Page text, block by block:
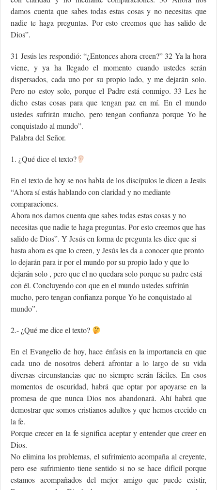
damos cuenta que sabes todas estas cosas y no necesitas que
nadie te haga preguntas. Por esto creemos que has salido de
Dios”.
31 Jesús les respondió: “¿Entonces ahora creen?” 32 Ya la hora
viene, y ya ha llegado el momento cuando ustedes serán
dispersados, cada uno por su propio lado, y me dejarán solo.
Pero no estoy solo, porque el Padre está conmigo. 33 Les he
dicho estas cosas para que tengan paz en mí. En el mundo
ustedes sufrirán mucho, pero tengan confianza porque Yo he
conquistado al mundo”.
Palabra del Señor.
1. ¿Qué dice el texto?
En el texto de hoy se nos habla de los discípulos le dicen a Jesús
“Ahora sí estás hablando con claridad y no mediante
comparaciones.
Ahora nos damos cuenta que sabes todas estas cosas y no
necesitas que nadie te haga preguntas. Por esto creemos que has
salido de Dios”. Y Jesús en forma de pregunta les dice que si
hasta ahora es que lo creen, y Jesús les da a conocer que pronto
lo dejarán para ir por el mundo por su propio lado y que lo
dejarán solo , pero que el no quedara solo porque su padre está
con él. Concluyendo con que en el mundo ustedes sufrirán
mucho, pero tengan confianza porque Yo he conquistado al
mundo”.
2.- ¿Qué me dice el texto?
En el Evangelio de hoy, hace énfasis en la importancia en que
cada uno de nosotros deberá afrontar a lo largo de su vida
diversas circunstancias que no siempre serán fáciles. En esos
momentos de oscuridad, habrá que optar por apoyarse en la
promesa de que nunca Dios nos abandonará. Ahí habrá que
demostrar que somos cristianos adultos y que hemos crecido en
la fe.
Porque crecer en la fe significa aceptar y entender que creer en
Dios.
No elimina los problemas, el sufrimiento acompaña al creyente,
pero ese sufrimiento tiene sentido si no se hace difícil porque
estamos acompañados del mejor amigo que puede existir,